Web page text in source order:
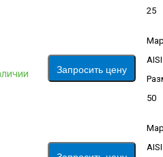
25
Запросить цену
50